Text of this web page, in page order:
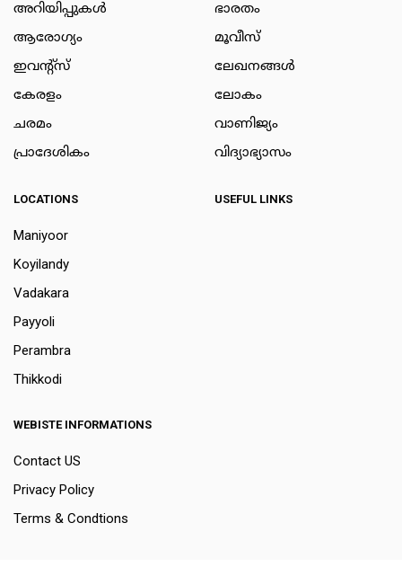
അറിയിപ്പുകള്‍
ആരോഗ്യം
ഇവന്റ്സ്
കേരളം
ചരമം
പ്രാദേശികം
ഭാരതം
മൂവീസ്
ലേഖനങ്ങള്‍
ലോകം
വാണിജ്യം
വിദ്യാഭ്യാസം
LOCATIONS
Maniyoor
Koyilandy
Vadakara
Payyoli
Perambra
Thikkodi
USEFUL LINKS
WEBISTE INFORMATIONS
Contact US
Privacy Policy
Terms & Condtions